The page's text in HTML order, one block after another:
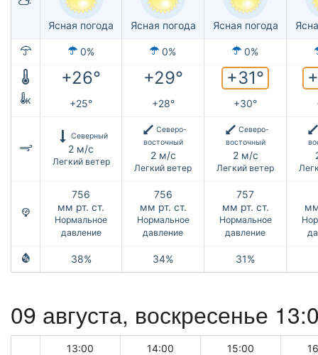
Ясная погода Ясная погода Ясная погода
0% 0% 0%
+26° +29° +31°
к +25° +28° +30°
Северный
2 м/с
Легкий ветер
Северо-
восточный
2 м/с
Легкий ветер
Северо-
восточный
2 м/с
Легкий ветер
756
мм рт. ст.
Нормальное
давление
756
мм рт. ст.
Нормальное
давление
757
мм рт. ст.
Нормальное
давление
38% 34% 31%
09 августа, воскресенье
13:00 14:00 15:00